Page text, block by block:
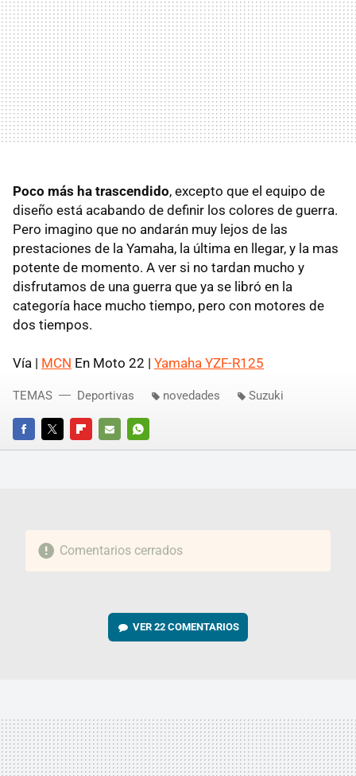
Poco más ha trascendido, excepto que el equipo de
diseño está acabando de definir los colores de guerra.
Pero imagino que no andarán muy lejos de las
prestaciones de la Yamaha, la última en llegar, y la mas
potente de momento. A ver si no tardan mucho y
disfrutamos de una guerra que ya se libró en la
categoría hace mucho tiempo, pero con motores de
dos tiempos.
Vía | MCN En Moto 22 | Yamaha YZF-R125
FACEBOOKTWITTERFLIPBOARD
E-
WHATSAPP
TEMAS Deportivas novedades Suzuki
Comentarios cerrados
VER 22 COMENTARIOS